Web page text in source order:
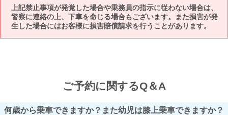
上記禁止事項が発覚した場合や乗務員の指示に従わない場合は、
警察に連絡の上、下車を命じる場合もございます。また損害が発
生した場合にはお客様に損害賠償請求を行うことがあります。
ご予約に関するQ＆A
何歳から乗車できますか？また幼児は膝上乗車できますか？